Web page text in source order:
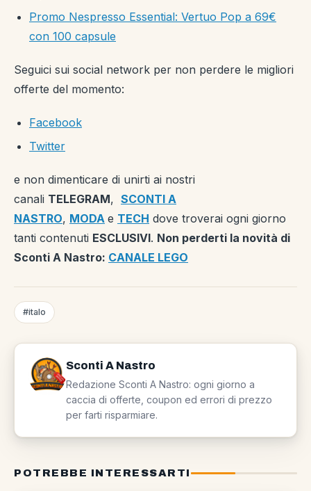
Promo Nespresso Essential: Vertuo Pop a 69€
con 100 capsule
Seguici sui social network per non perdere le migliori
offerte del momento:
Facebook
Twitter
e non dimenticare di unirti ai nostri
canali TELEGRAM, SCONTI A
NASTRO, MODA e TECH dove troverai ogni giorno
tanti contenuti ESCLUSIVI. Non perderti la novità di
Sconti A Nastro: CANALE LEGO
#italo
Sconti A Nastro
Redazione Sconti A Nastro: ogni giorno a
caccia di offerte, coupon ed errori di prezzo
per farti risparmiare.
POTREBBE INTERESSARTI